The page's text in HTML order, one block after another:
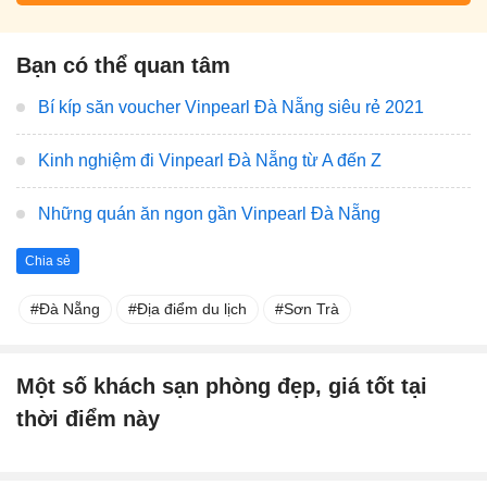
Bạn có thể quan tâm
Bí kíp săn voucher Vinpearl Đà Nẵng siêu rẻ 2021
Kinh nghiệm đi Vinpearl Đà Nẵng từ A đến Z
Những quán ăn ngon gần Vinpearl Đà Nẵng
Chia sẻ
Đà Nẵng Địa điểm du lịch Sơn Trà
Một số khách sạn phòng đẹp, giá tốt tại
thời điểm này